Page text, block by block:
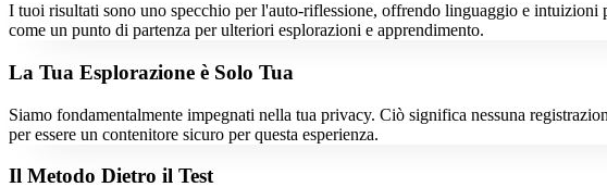
I tuoi risultati sono uno specchio per l'auto-riflessione, offrendo linguaggio e intuizioni
come un punto di partenza per ulteriori esplorazioni e apprendimento.
La Tua Esplorazione è Solo Tua
Siamo fondamentalmente impegnati nella tua privacy. Ciò significa nessuna
per essere un contenitore sicuro per questa esperienza.
Il Metodo Dietro il Test